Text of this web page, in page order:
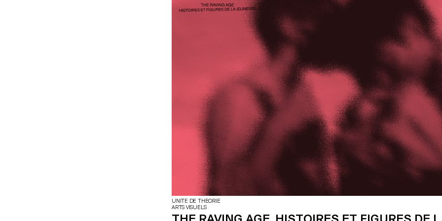
actes d’image ». Le corpus sélectionné repose sur un cas
extrêmement singulier, le travail cinématographique de Gregory J.
Markopoulos (1928-1992) et les archives du Temenos.
UNITE DE THEORIE
ARTS VISUELS